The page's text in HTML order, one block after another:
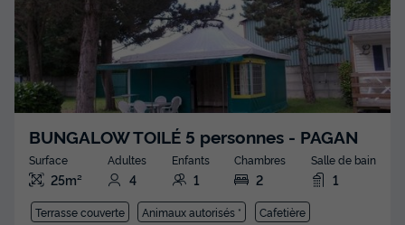
BUNGALOW TOILÉ 5 personnes - PAGAN
Surface
25m²
Adultes
4
Enfants
1
Chambres
2
Salle de bain
1
Terrasse couverte Animaux autorisés *
Cafetière